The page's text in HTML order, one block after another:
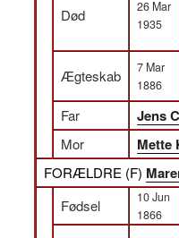
Død
26 Mar
1935
Ægteskab
7 Mar
1886
Far
Jens
Mor Mette
FORÆLDRE (F)
Fødsel
10 Jun
1866